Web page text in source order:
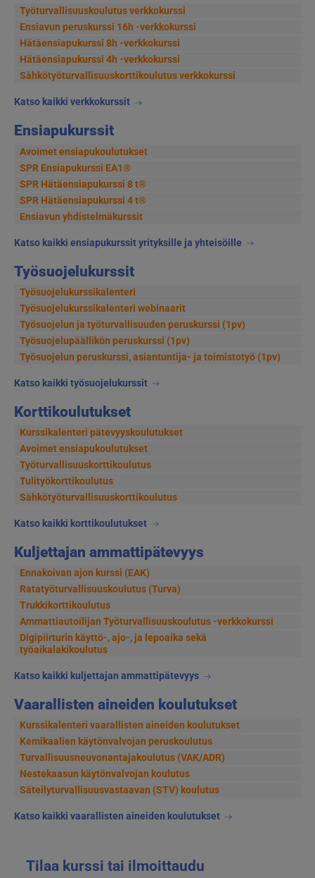
Työturvallisuuskoulutus verkkokurssi
Ensiavun peruskurssi 16h -verkkokurssi
Hätäensiapukurssi 8h -verkkokurssi
Hätäensiapukurssi 4h -verkkokurssi
Sähkötyöturvallisuus­korttikoulutus verkkokurssi
Katso kaikki verkkokurssit
Ensiapukurssit
Avoimet ensiapukoulutukset
SPR Ensiapukurssi EA1®
SPR Hätäensiapukurssi 8 t®
SPR Hätäensiapukurssi 4 t®
Ensiavun yhdistelmäkurssit
Katso kaikki ensiapukurssit yrityksille ja yhteisöille
Työsuojelukurssit
Työsuojelukurssikalenteri
Työsuojelukurssikalenteri webinaarit
Työsuojelun ja työturvallisuuden peruskurssi (1pv)
Työsuojelupäällikön peruskurssi (1pv)
Työsuojelun peruskurssi, asiantuntija- ja toimistotyö (1pv)
Katso kaikki työsuojelukurssit
Korttikoulutukset
Kurssikalenteri pätevyyskoulutukset
Avoimet ensiapukoulutukset
Työturvallisuuskorttikoulutus
Tulityökorttikoulutus
Sähkötyöturvallisuuskorttikoulutus
Katso kaikki korttikoulutukset
Kuljettajan ammattipätevyys
Ennakoivan ajon kurssi (EAK)
Ratatyöturvallisuuskoulutus (Turva)
Trukkikorttikoulutus
Ammattiautoilijan Työturvallisuuskoulutus -verkkokurssi
Digipiirturin käyttö-, ajo-, ja lepoaika sekä
työaikalakikoulutus
Katso kaikki kuljettajan ammattipätevyys
Vaarallisten aineiden koulutukset
Kurssikalenteri vaarallisten aineiden koulutukset
Kemikaalien käytönvalvojan peruskoulutus
Turvallisuusneuvonantajakoulutus (VAK/ADR)
Nestekaasun käytönvalvojan koulutus
Säteilyturvallisuusvastaavan (STV) koulutus
Katso kaikki vaarallisten aineiden koulutukset
Tilaa kurssi tai ilmoittaudu